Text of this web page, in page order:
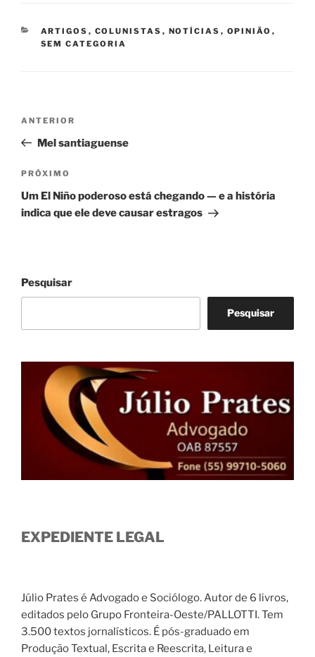
CATEGORIAS
ARTIGOS , COLUNISTAS , NOTÍCIAS , OPINIÃO ,
SEM CATEGORIA
Post
Post
anterior
ANTERIOR
Mel santiaguense
Próximo
post
PRÓXIMO
Um El Niño poderoso está chegando — e a história
indica que ele deve causar estragos
Pesquisar
Pesquisar
EXPEDIENTE LEGAL
Júlio Prates é Advogado e Sociólogo. Autor de 6 livros,
editados pelo Grupo Fronteira-Oeste/PALLOTTI. Tem
3.500 textos jornalísticos. É pós-graduado em
Produção Textual, Escrita e Reescrita, Leitura e